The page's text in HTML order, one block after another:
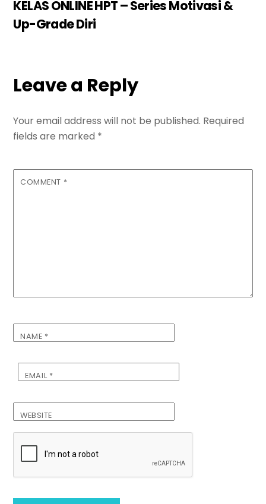
KELAS ONLINE HPT – Series Motivasi &
Up-Grade Diri
Leave a Reply
Your email address will not be published. Required
fields are marked *
COMMENT *
NAME *
EMAIL *
WEBSITE